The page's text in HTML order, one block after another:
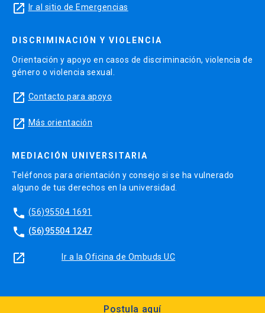
Postula aquí
launch Ir al sitio de Emergencias
DISCRIMINACIÓN Y VIOLENCIA
Orientación y apoyo en casos de discriminación, violencia de
género o violencia sexual.
launch Contacto para apoyo
launch Más orientación
MEDIACIÓN UNIVERSITARIA
Teléfonos para orientación y consejo si se ha vulnerado
alguno de tus derechos en la universidad.
phone (56)95504 1691
phone (56)95504 1247
launch Ir a la Oficina de Ombuds UC